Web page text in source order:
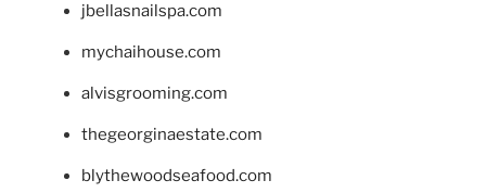
jbellasnailspa.com
mychaihouse.com
alvisgrooming.com
thegeorginaestate.com
blythewoodseafood.com